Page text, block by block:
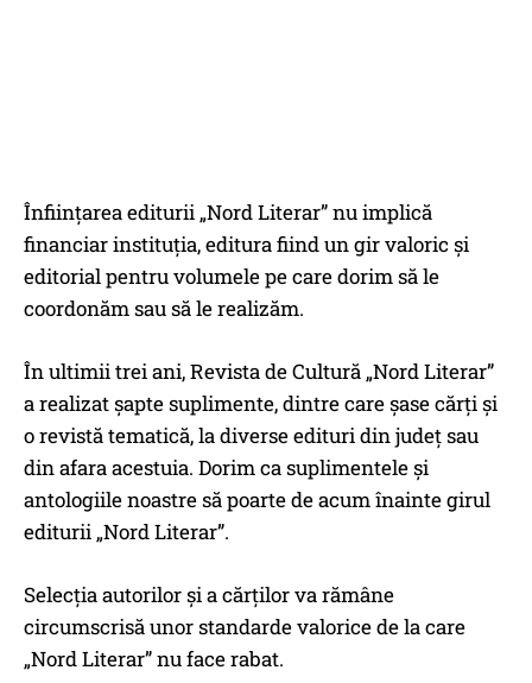
Înființarea editurii „Nord Literar” nu implică
financiar instituția, editura fiind un gir valoric și
editorial pentru volumele pe care dorim să le
coordonăm sau să le realizăm.
În ultimii trei ani, Revista de Cultură „Nord Literar”
a realizat șapte suplimente, dintre care șase cărți și
o revistă tematică, la diverse edituri din județ sau
din afara acestuia. Dorim ca suplimentele și
antologiile noastre să poarte de acum înainte girul
editurii „Nord Literar”.
Selecția autorilor și a cărților va rămâne
circumscrisă unor standarde valorice de la care
„Nord Literar” nu face rabat.